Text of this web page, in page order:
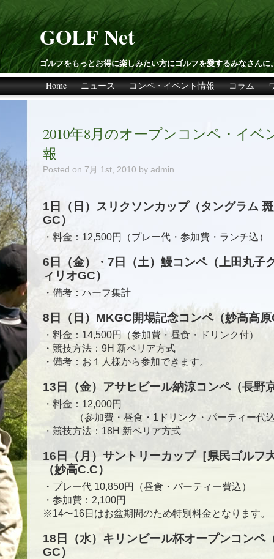
GOLF Net
ゴルフをもっとお得に楽しみたい方にゴルフを愛するみなさんに
Home ニュース コンペ・イベント情報 コラム
2010年8月のオープンコンペ・イベ
報
Posted on 7月 1st, 2010 by admin
1日（日）スリクソンカップ（タングラム
GC）
・料金：12,500円（プレー代・参加費・ランチ込）
6日（金）・7日（土）鰻コンペ（上田丸子
ィリオGC）
・備考：ハーフ集計
8日（日）MKGC開場記念コンペ（妙高高
・料金：14,500円（参加費・昼食・ドリンク付）
・競技方法：9H 新ペリア方式
・備考：お１人様から参加できます。
13日（金）アサヒビール納涼コンペ（長野
・料金：12,000円
（参加費・昼食・1ドリンク・パーティー代
・競技方法：18H 新ペリア方式
16日（月）サントリーカップ［県民ゴルフ
（妙高C.C）
・プレー代 10,850円（昼食・パーティー費込）
・参加費：2,100円
※14〜16日はお盆期間のため特別料金となります。
18日（水）キリンビール杯オープンコンペ
GC）